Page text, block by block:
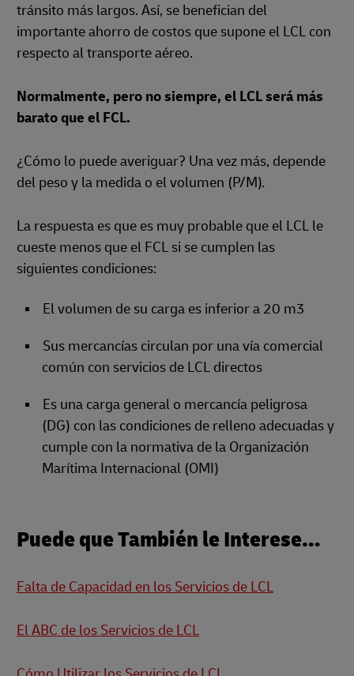
tránsito más largos. Así, se benefician del
importante ahorro de costos que supone el LCL con
respecto al transporte aéreo.
Normalmente, pero no siempre, el LCL será más
barato que el FCL.
¿Cómo lo puede averiguar? Una vez más, depende
del peso y la medida o el volumen (P/M).
La respuesta es que es muy probable que el LCL le
cueste menos que el FCL si se cumplen las
siguientes condiciones:
El volumen de su carga es inferior a 20 m3
Sus mercancías circulan por una vía comercial
común con servicios de LCL directos
Es una carga general o mercancía peligrosa
(DG) con las condiciones de relleno adecuadas y
cumple con la normativa de la Organización
Marítima Internacional (OMI)
Puede que También le Interese…
Falta de Capacidad en los Servicios de LCL
El ABC de los Servicios de LCL